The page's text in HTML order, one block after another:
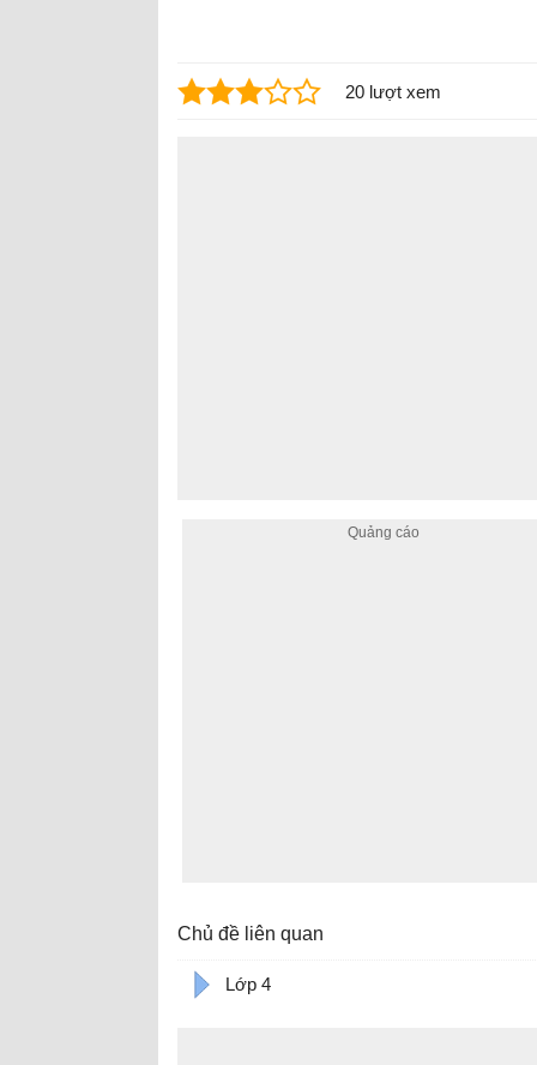
20 lượt xem
Chủ đề liên quan
Lớp 4